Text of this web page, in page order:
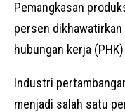
Pemangkasan
persen
hubungan kerja
Industri
menjadi salah satu